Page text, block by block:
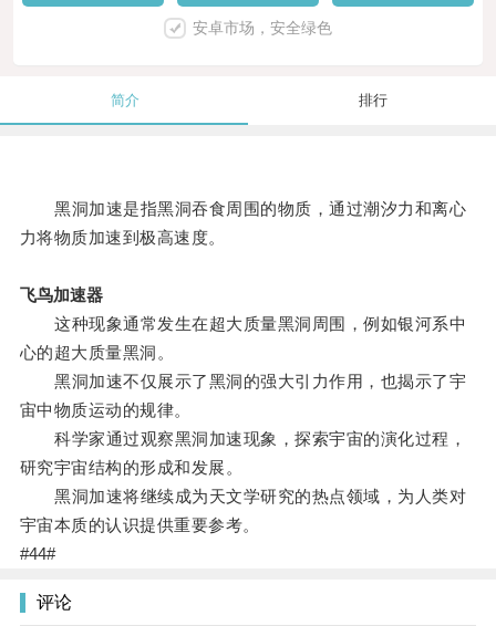
安卓市场，安全绿色
简介 排行
黑洞加速是指黑洞吞食周围的物质，通过潮汐力和离心
力将物质加速到极高速度。
飞鸟加速器
这种现象通常发生在超大质量黑洞周围，例如银河系中
心的超大质量黑洞。
黑洞加速不仅展示了黑洞的强大引力作用，也揭示了宇
宙中物质运动的规律。
科学家通过观察黑洞加速现象，探索宇宙的演化过程，
研究宇宙结构的形成和发展。
黑洞加速将继续成为天文学研究的热点领域，为人类对
宇宙本质的认识提供重要参考。
#44#
评论